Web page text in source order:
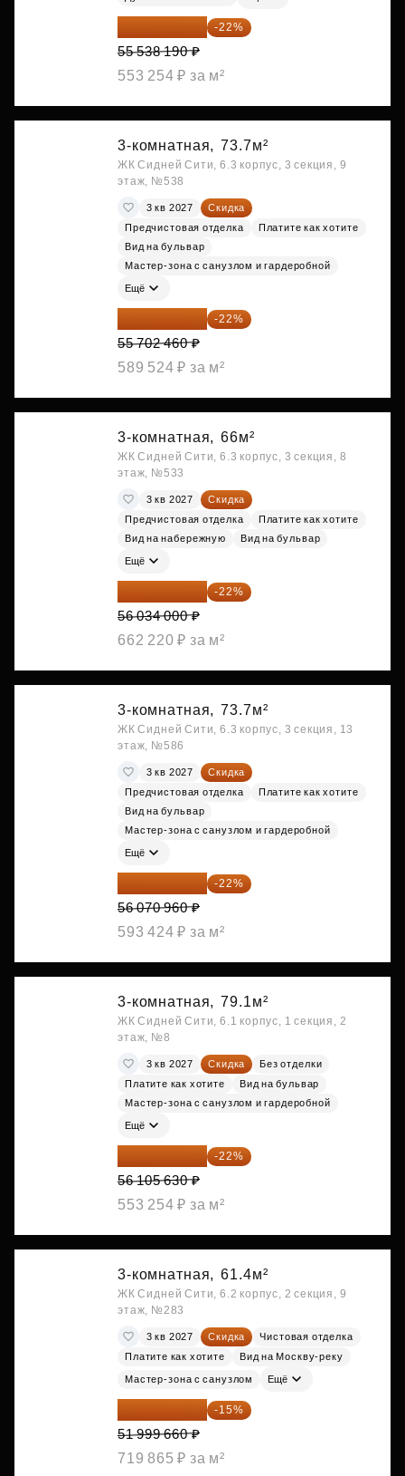
43 319 788 ₽ -22%
55 538 190 ₽
553 254 ₽ за м²
3-комнатная, 73.7м²
ЖК Сидней Сити, 6.3 корпус, 3 секция, 9
этаж, №538
3 кв 2027
Скидка
Предчистовая отделка
Платите как хотите
Вид на бульвар
Мастер-зона с санузлом и гардеробной
Ещё
43 447 919 ₽ -22%
55 702 460 ₽
589 524 ₽ за м²
3-комнатная, 66м²
ЖК Сидней Сити, 6.3 корпус, 3 секция, 8
этаж, №533
3 кв 2027
Скидка
Предчистовая отделка
Платите как хотите
Вид на набережную
Вид на бульвар
Ещё
43 706 520 ₽ -22%
56 034 000 ₽
662 220 ₽ за м²
3-комнатная, 73.7м²
ЖК Сидней Сити, 6.3 корпус, 3 секция, 13
этаж, №586
3 кв 2027
Скидка
Предчистовая отделка
Платите как хотите
Вид на бульвар
Мастер-зона с санузлом и гардеробной
Ещё
43 735 349 ₽ -22%
56 070 960 ₽
593 424 ₽ за м²
3-комнатная, 79.1м²
ЖК Сидней Сити, 6.1 корпус, 1 секция, 2
этаж, №8
3 кв 2027 Скидка
Без отделки
Платите как хотите
Вид на бульвар
Мастер-зона с санузлом и гардеробной
Ещё
43 762 391 ₽ -22%
56 105 630 ₽
553 254 ₽ за м²
3-комнатная, 61.4м²
ЖК Сидней Сити, 6.2 корпус, 2 секция, 9
этаж, №283
3 кв 2027 Скидка
Чистовая отделка
Платите как хотите
Вид на Москву-реку
Мастер-зона с санузлом Ещё
44 199 711 ₽ -15%
51 999 660 ₽
719 865 ₽ за м²